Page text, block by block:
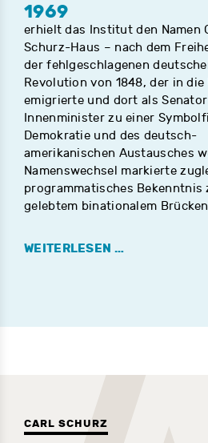
1969
erhielt das Institut den Namen
Schurz-Haus – nach dem
der fehlgeschlagenen
Revolution von 1848, der in die
emigrierte und dort als
Innenminister zu einer
Demokratie und des deutsch-
amerikanischen Austausches
Namenswechsel markierte
programmatisches Bekenntnis
gelebtem binationalem
WEITERLESEN …
CARL SCHURZ